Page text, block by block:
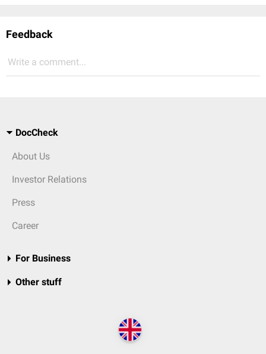
Feedback
Write a comment...
DocCheck
About Us
Investor Relations
Press
Career
For Business
Other stuff